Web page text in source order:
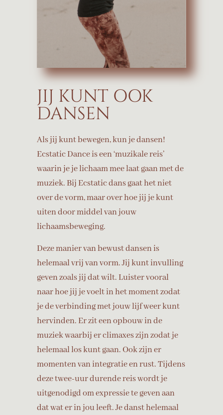
JIJ KUNT OOK
DANSEN
Als jij kunt bewegen, kun je dansen!
Ecstatic Dance is een ‘muzikale reis’
waarin je je lichaam mee laat gaan met de
muziek. Bij Ecstatic dans gaat het niet
over de vorm, maar over hoe jij je kunt
uiten door middel van jouw
lichaamsbeweging.
Deze manier van bewust dansen is
helemaal vrij van vorm. Jij kunt invulling
geven zoals jij dat wilt. Luister vooral
naar hoe jij je voelt in het moment zodat
je de verbinding met jouw lijf weer kunt
hervinden. Er zit een opbouw in de
muziek waarbij er climaxes zijn zodat je
helemaal los kunt gaan. Ook zijn er
momenten van integratie en rust. Tijdens
deze twee-uur durende reis wordt je
uitgenodigd om expressie te geven aan
dat wat er in jou leeft. Je danst helemaal